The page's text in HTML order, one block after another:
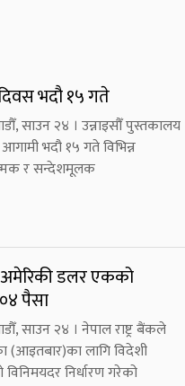
भदौ १५ गते
साउन २४ । उन्नाइसौँ पुस्तकालय
भदौ १५ गते विभिन्न
र सन्देशमूलक
डलर एकको
पैसा
साउन २४ । नेपाल राष्ट्र बैंकले
लागि विदेशी
विनिमयदर निर्धारण गरेको